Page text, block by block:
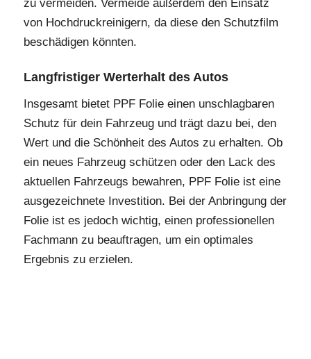
zu vermeiden. Vermeide außerdem den Einsatz
von Hochdruckreinigern, da diese den Schutzfilm
beschädigen könnten.
Langfristiger Werterhalt des Autos
Insgesamt bietet PPF Folie einen unschlagbaren
Schutz für dein Fahrzeug und trägt dazu bei, den
Wert und die Schönheit des Autos zu erhalten. Ob
ein neues Fahrzeug schützen oder den Lack des
aktuellen Fahrzeugs bewahren, PPF Folie ist eine
ausgezeichnete Investition. Bei der Anbringung der
Folie ist es jedoch wichtig, einen professionellen
Fachmann zu beauftragen, um ein optimales
Ergebnis zu erzielen.